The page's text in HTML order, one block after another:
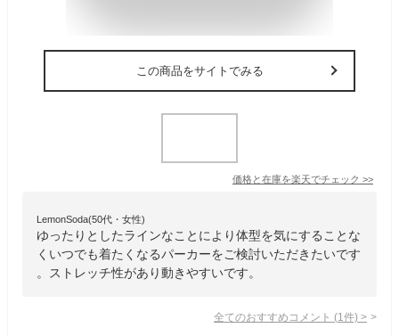
この商品をサイトでみる
価格と在庫を楽天でチェック >>
LemonSoda(50代・女性)
ゆったりとしたラインなことにより体型を気にすることな
くいつでも着たくなるパーカーをご検討いただきたいです
。ストレッチ性があり動きやすいです。
全てのおすすめコメント (1 件) >